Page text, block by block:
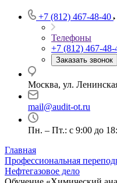
+7 (812) 467-48-40
Телефоны
+7 (812) 467-48-
Заказать звонок
Москва, ул.
mail@audit-ot.ru
Пн. – Пт.: с 9:00 до
Главная
Профессиональная
Нефтегазовое дело